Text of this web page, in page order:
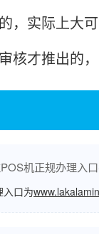
，实际上大
核才推出的
机正规办理入口
入口为